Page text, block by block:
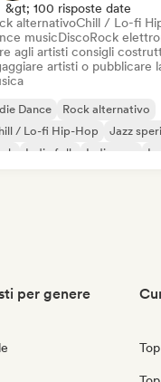
&gt; 100 risposte date
alternativoChill / Lo-fi
musicDiscoRock
agli artisti consigli
artisti o pubblicare
Dance
Rock alternativo
/ Lo-fi Hip-Hop
Jazz
Indie folk Indie pop
per genere